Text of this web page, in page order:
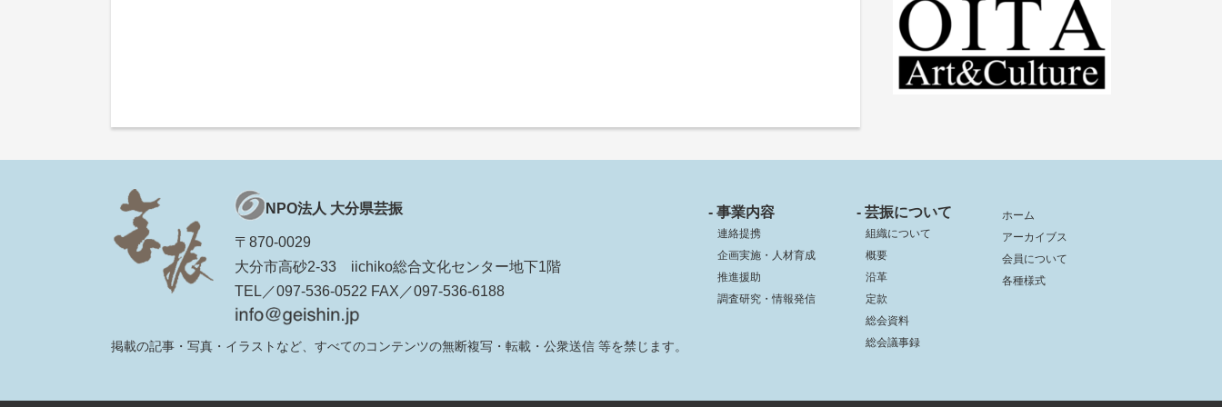
NPO法人 大分県芸振
〒870-0029
大分市高砂2-33 iichiko総合文化センター地下1階
TEL／097-536-0522 FAX／097-536-6188
掲載の記事・写真・イラストなど、すべてのコンテンツの無断複写・転載・公衆送信 等を禁じます。
- 事業内容
連絡提携
企画実施・人材育成
推進援助
調査研究・情報発信
- 芸振について
組織について
概要
沿革
定款
総会資料
総会議事録
ホーム
アーカイブス
会員について
各種様式